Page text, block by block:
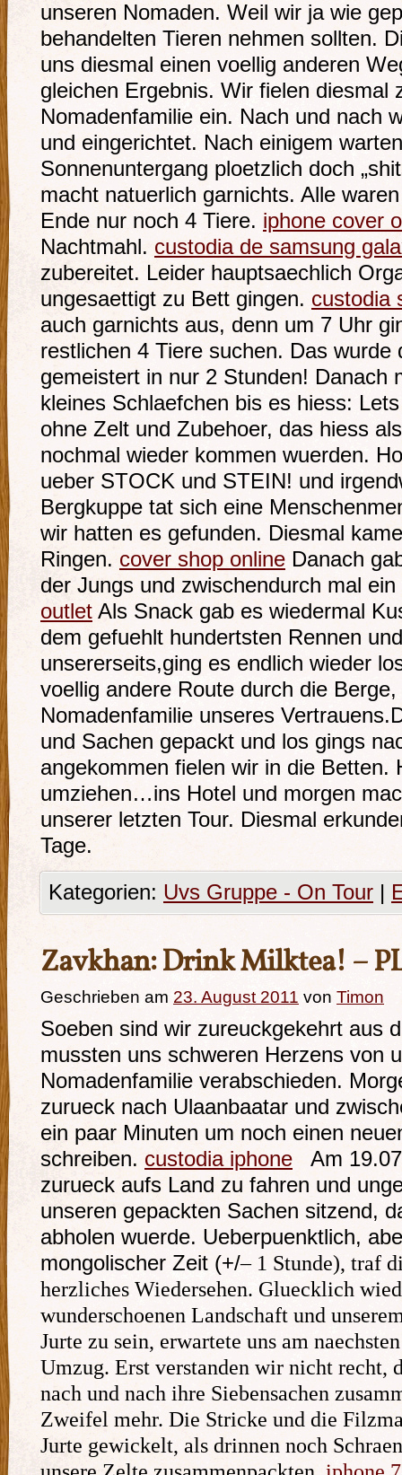
unseren Nomaden. Weil wir ja wie
behandelten Tieren nehmen sollten.
uns diesmal einen voellig anderen
gleichen Ergebnis. Wir fielen diesmal
Nomadenfamilie ein. Nach und nach
und eingerichtet. Nach einigem
Sonnenuntergang ploetzlich doch
macht natuerlich garnichts. Alle
Ende nur noch 4 Tiere. iphone cover
Nachtmahl. custodia de samsung
zubereitet. Leider hauptsaechlich
ungesaettigt zu Bett gingen. custodia
auch garnichts aus, denn um 7 Uhr
restlichen 4 Tiere suchen. Das wurde
gemeistert in nur 2 Stunden! Danach
kleines Schlaefchen bis es hiess:
ohne Zelt und Zubehoer, das hiess
nochmal wieder kommen wuerden.
ueber STOCK und STEIN! und
Bergkuppe tat sich eine
wir hatten es gefunden. Diesmal
Ringen. cover shop online Danach
der Jungs und zwischendurch mal
outlet Als Snack gab es wiedermal
dem gefuehlt hundertsten Rennen
unsererseits,ging es endlich wieder
voellig andere Route durch die
Nomadenfamilie unseres
und Sachen gepackt und los gings
angekommen fielen wir in die Betten.
umziehen…ins Hotel und morgen
unserer letzten Tour. Diesmal
Tage.
Kategorien: Uvs Gruppe - On Tour |
Zavkhan: Drink Milktea! –
Geschrieben am 23. August 2011 von Timon
Soeben sind wir zureuckgekehrt aus
mussten uns schweren Herzens von
Nomadenfamilie verabschieden.
zurueck nach Ulaanbaatar und
ein paar Minuten um noch einen
schreiben. custodia iphone Am
zurueck aufs Land zu fahren und
unseren gepackten Sachen sitzend,
abholen wuerde. Ueberpuenktlich,
mongolischer Zeit (+/‒1 Stunde), traf
herzliches Wiedersehen. Gluecklich
wunderschoenen Landschaft und
Jurte zu sein, erwartete uns am
Umzug. Erst verstanden wir nicht recht,
nach und nach ihre Siebensachen
Zweifel mehr. Die Stricke und die
Jurte gewickelt, als drinnen noch